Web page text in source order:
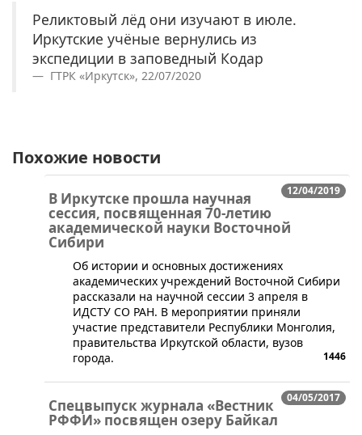
Реликтовый лёд они изучают в июле.
Иркутские учёные вернулись из
экспедиции в заповедный Кодар
ГТРК «Иркутск», 22/07/2020
Похожие новости
12/04/2019
В Иркутске прошла научная
сессия, посвященная 70-летию
академической науки Восточной
Сибири
Об истории и основных достижениях
академических учреждений Восточной Сибири
рассказали на научной сессии 3 апреля в
ИДСТУ СО РАН. В мероприятии приняли
участие представители Республики Монголия,
правительства Иркутской области, вузов
города.
1446
04/05/2017
Спецвыпуск журнала «Вестник
РФФИ» посвящен озеру Байкал